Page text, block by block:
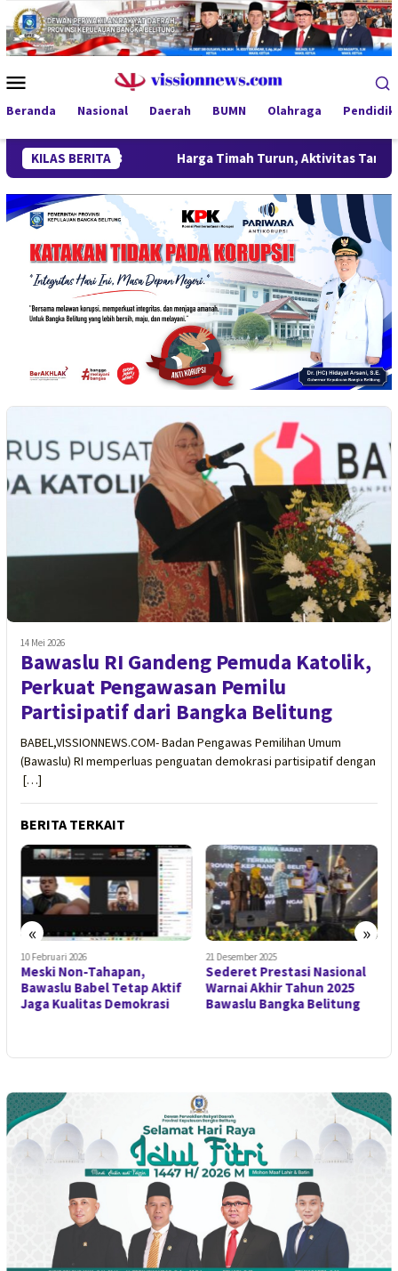
Loncat
ke
konten
Mobile
Beranda Nasional Daerah BUMN Olahraga
KILAS BERITA
Harga Timah Turun, Aktivitas Tambang di Kawasan
14 Mei 2026
Bawaslu RI Gandeng Pemuda Katolik,
Perkuat Pengawasan Pemilu
Partisipatif dari Bangka Belitung
BABEL,VISSIONNEWS.COM- Badan Pengawas Pemilihan Umum
(Bawaslu) RI memperluas penguatan demokrasi partisipatif dengan
[…]
BERITA TERKAIT
« »
10 Februari 2026
Meski Non-Tahapan,
Bawaslu Babel Tetap Aktif
Jaga Kualitas Demokrasi
21 Desember 2025
Sederet Prestasi Nasional
Warnai Akhir Tahun 2025
Bawaslu Bangka Belitung